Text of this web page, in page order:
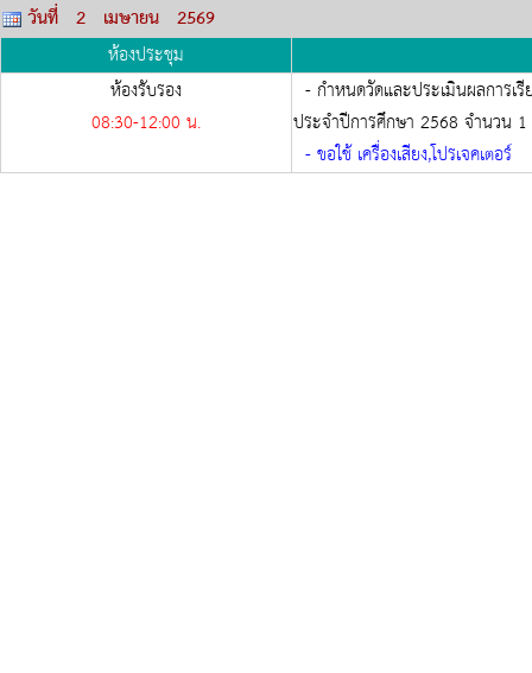
วันที่ 2 เมษายน 2569
ห้องประชุม
ห้องรับรอง
08:30-12:00 น.
- กำหนดวัดและประเมินผลการเ
ประจำปีการศึกษา 2568 จำนวน
- ขอใช้ เครื่องเสียง,โปรเจคเตอร์